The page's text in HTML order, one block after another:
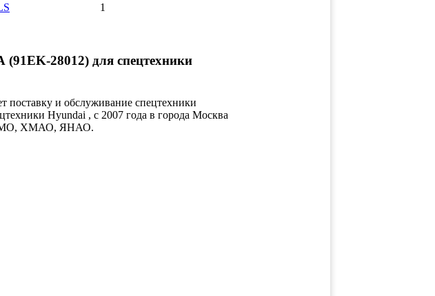
1
28012) для спецтехники
и обслуживание спецтехники
Hyundai , с 2007 года в города Москва
МО, ХМАО, ЯНАО.